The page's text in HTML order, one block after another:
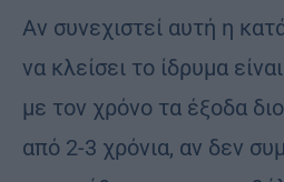
Aν συνεχιστεί αυτή η
να κλείσει το ίδρυμα
με τον χρόνο τα έξοδα
από 2-3 χρόνια, αν δεν